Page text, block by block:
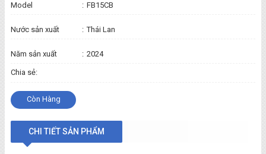
Model : FB15CB
Nước sản xuất : Thái Lan
Năm sản xuất : 2024
Chia sẻ:
Còn Hàng
CHI TIẾT SẢN PHẨM